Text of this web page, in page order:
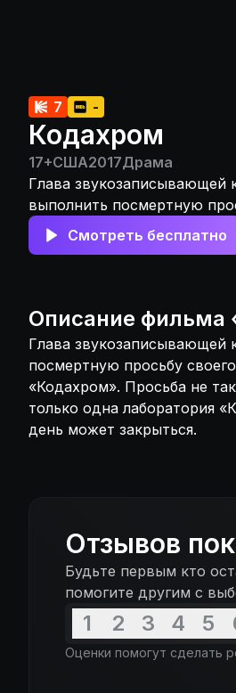
7 -
Кодахром
17+США2017Драма
Глава звукозаписывающей
выполнить посмертную
фотографии с плёнки
кажется: во всём мире
Смотреть бесплатно
Описание фильма
Глава звукозаписывающей
посмертную просьбу
«Кодахром». Просьба не
только одна лаборатория
день может закрыться.
Отзывов
Будьте первым кто
помогите другим с
1 2 3 4 5
Оценки помогут сделать